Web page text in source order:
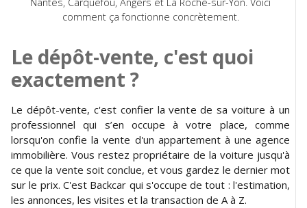
comment ça fonctionne concrètement.
Le dépôt-vente, c'est quoi
exactement ?
Le dépôt-vente, c'est confier la vente de sa voiture à un
professionnel qui s’en occupe à votre place, comme
lorsqu'on confie la vente d'un appartement à une agence
immobilière. Vous restez propriétaire de la voiture jusqu'à
ce que la vente soit conclue, et vous gardez le dernier mot
sur le prix. C'est Backcar qui s'occupe de tout : l'estimation,
les annonces, les visites et la transaction de A à Z.